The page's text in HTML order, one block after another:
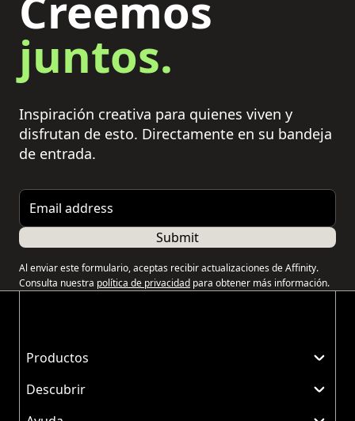
juntos.
Inspiración creativa para quienes viven y
disfrutan de esto. Directamente en su bandeja
de entrada.
Email address
Submit
Al enviar este formulario, aceptas recibir actualizaciones de Affinity.
Consulta nuestra política de privacidad para obtener más información.
Productos
Descubrir